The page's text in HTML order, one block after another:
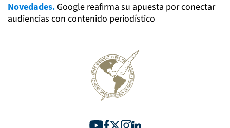
Novedades. Google reafirma su apuesta por conectar
audiencias con contenido periodístico